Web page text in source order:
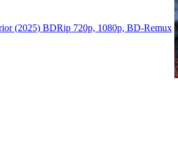
(2025) BDRip 720p, 1080p, BD-Remux